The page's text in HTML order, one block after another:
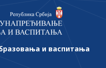
и васпитања